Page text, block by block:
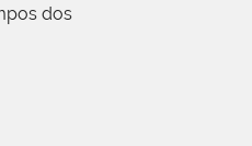
dos